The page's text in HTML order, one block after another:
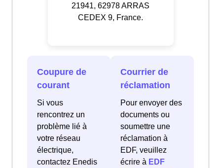
21941, 62978 ARRAS
CEDEX 9, France.
Coupure de
courant
Si vous
rencontrez un
problème lié à
votre réseau
électrique,
contactez Enedis
Courrier de
réclamation
Pour envoyer des
documents ou
soumettre une
réclamation à
EDF, veuillez
écrire à EDF